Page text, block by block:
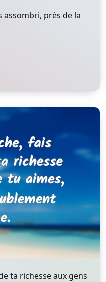
assombri, près de la
ta richesse aux gens